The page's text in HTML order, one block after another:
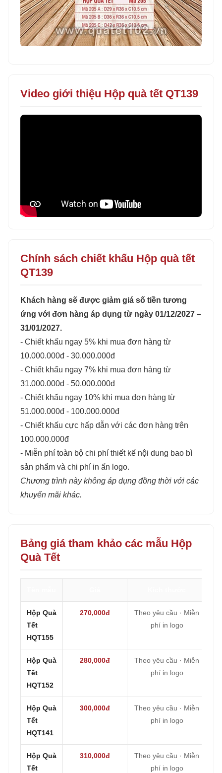
Video giới thiệu Hộp quà tết QT139
Chính sách chiết khấu Hộp quà tết
QT139
Khách hàng sẽ được giảm giá số tiền tương
ứng với đơn hàng áp dụng từ ngày 01/12/2027 –
31/01/2027.
- Chiết khấu ngay 5% khi mua đơn hàng từ
10.000.000đ - 30.000.000đ
- Chiết khấu ngay 7% khi mua đơn hàng từ
31.000.000đ - 50.000.000đ
- Chiết khấu ngay 10% khi mua đơn hàng từ
51.000.000đ - 100.000.000đ
- Chiết khấu cực hấp dẫn với các đơn hàng trên
100.000.000đ
- Miễn phí toàn bộ chi phí thiết kế nội dung bao bì
sản phẩm và chi phí in ấn logo.
Chương trình này không áp dụng đồng thời với các
khuyến mãi khác.
Bảng giá tham khảo các mẫu Hộp
Quà Tết
Hộp Quà
Tết
HQT155
270,000đ
Theo yêu cầu · Miễn
phí in logo
Hộp Quà
Tết
HQT152
280,000đ
Theo yêu cầu · Miễn
phí in logo
Hộp Quà
Tết
HQT141
300,000đ
Theo yêu cầu · Miễn
phí in logo
Hộp Quà
Tết
310,000đ
Theo yêu cầu · Miễn
phí in logo